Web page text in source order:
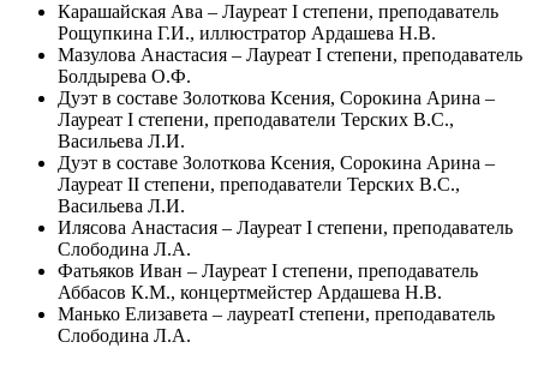
Карашайская Ава – Лауреат I степени, преподаватель
Рощупкина Г.И., иллюстратор Ардашева Н.В.
Мазулова Анастасия – Лауреат I степени, преподаватель
Болдырева О.Ф.
Дуэт в составе Золоткова Ксения, Сорокина Арина –
Лауреат I степени, преподаватели Терских В.С.,
Васильева Л.И.
Дуэт в составе Золоткова Ксения, Сорокина Арина –
Лауреат II степени, преподаватели Терских В.С.,
Васильева Л.И.
Илясова Анастасия – Лауреат I степени, преподаватель
Слободина Л.А.
Фатьяков Иван – Лауреат I степени, преподаватель
Аббасов К.М., концертмейстер Ардашева Н.В.
Манько Елизавета – лауреатI степени, преподаватель
Слободина Л.А.